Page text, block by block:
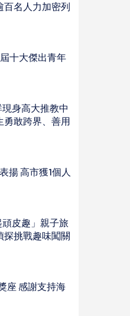
百名人力加密列
十大傑出青年
身高大推教中
勇敢跨界、善用
揚 高市獲1個人
皮趣」親子旅
探挑戰趣味闖關
座 感謝支持海